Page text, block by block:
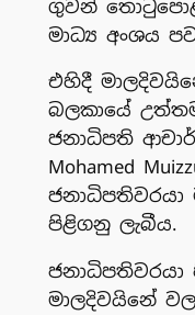
ගුවන්
මාධ්‍ය අංශය
එහිදී
බලකායේ
ජනාධිපති
Mohamed
පිළිගනු ලැබීය.
මාලදිවයිනේ